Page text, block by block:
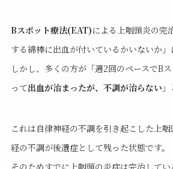
Bスポット療法(EAT)による上咽頭炎の完
する綿棒に出血が付いているかいないか」
しかし、多くの方が「週2回のペースでB
って出血が治まったが、不調が治らない
これは自律神経の不調を引き起こした上
経の不調が後遺症として残った状態です。
そのためすでに上咽頭の炎症は完治して